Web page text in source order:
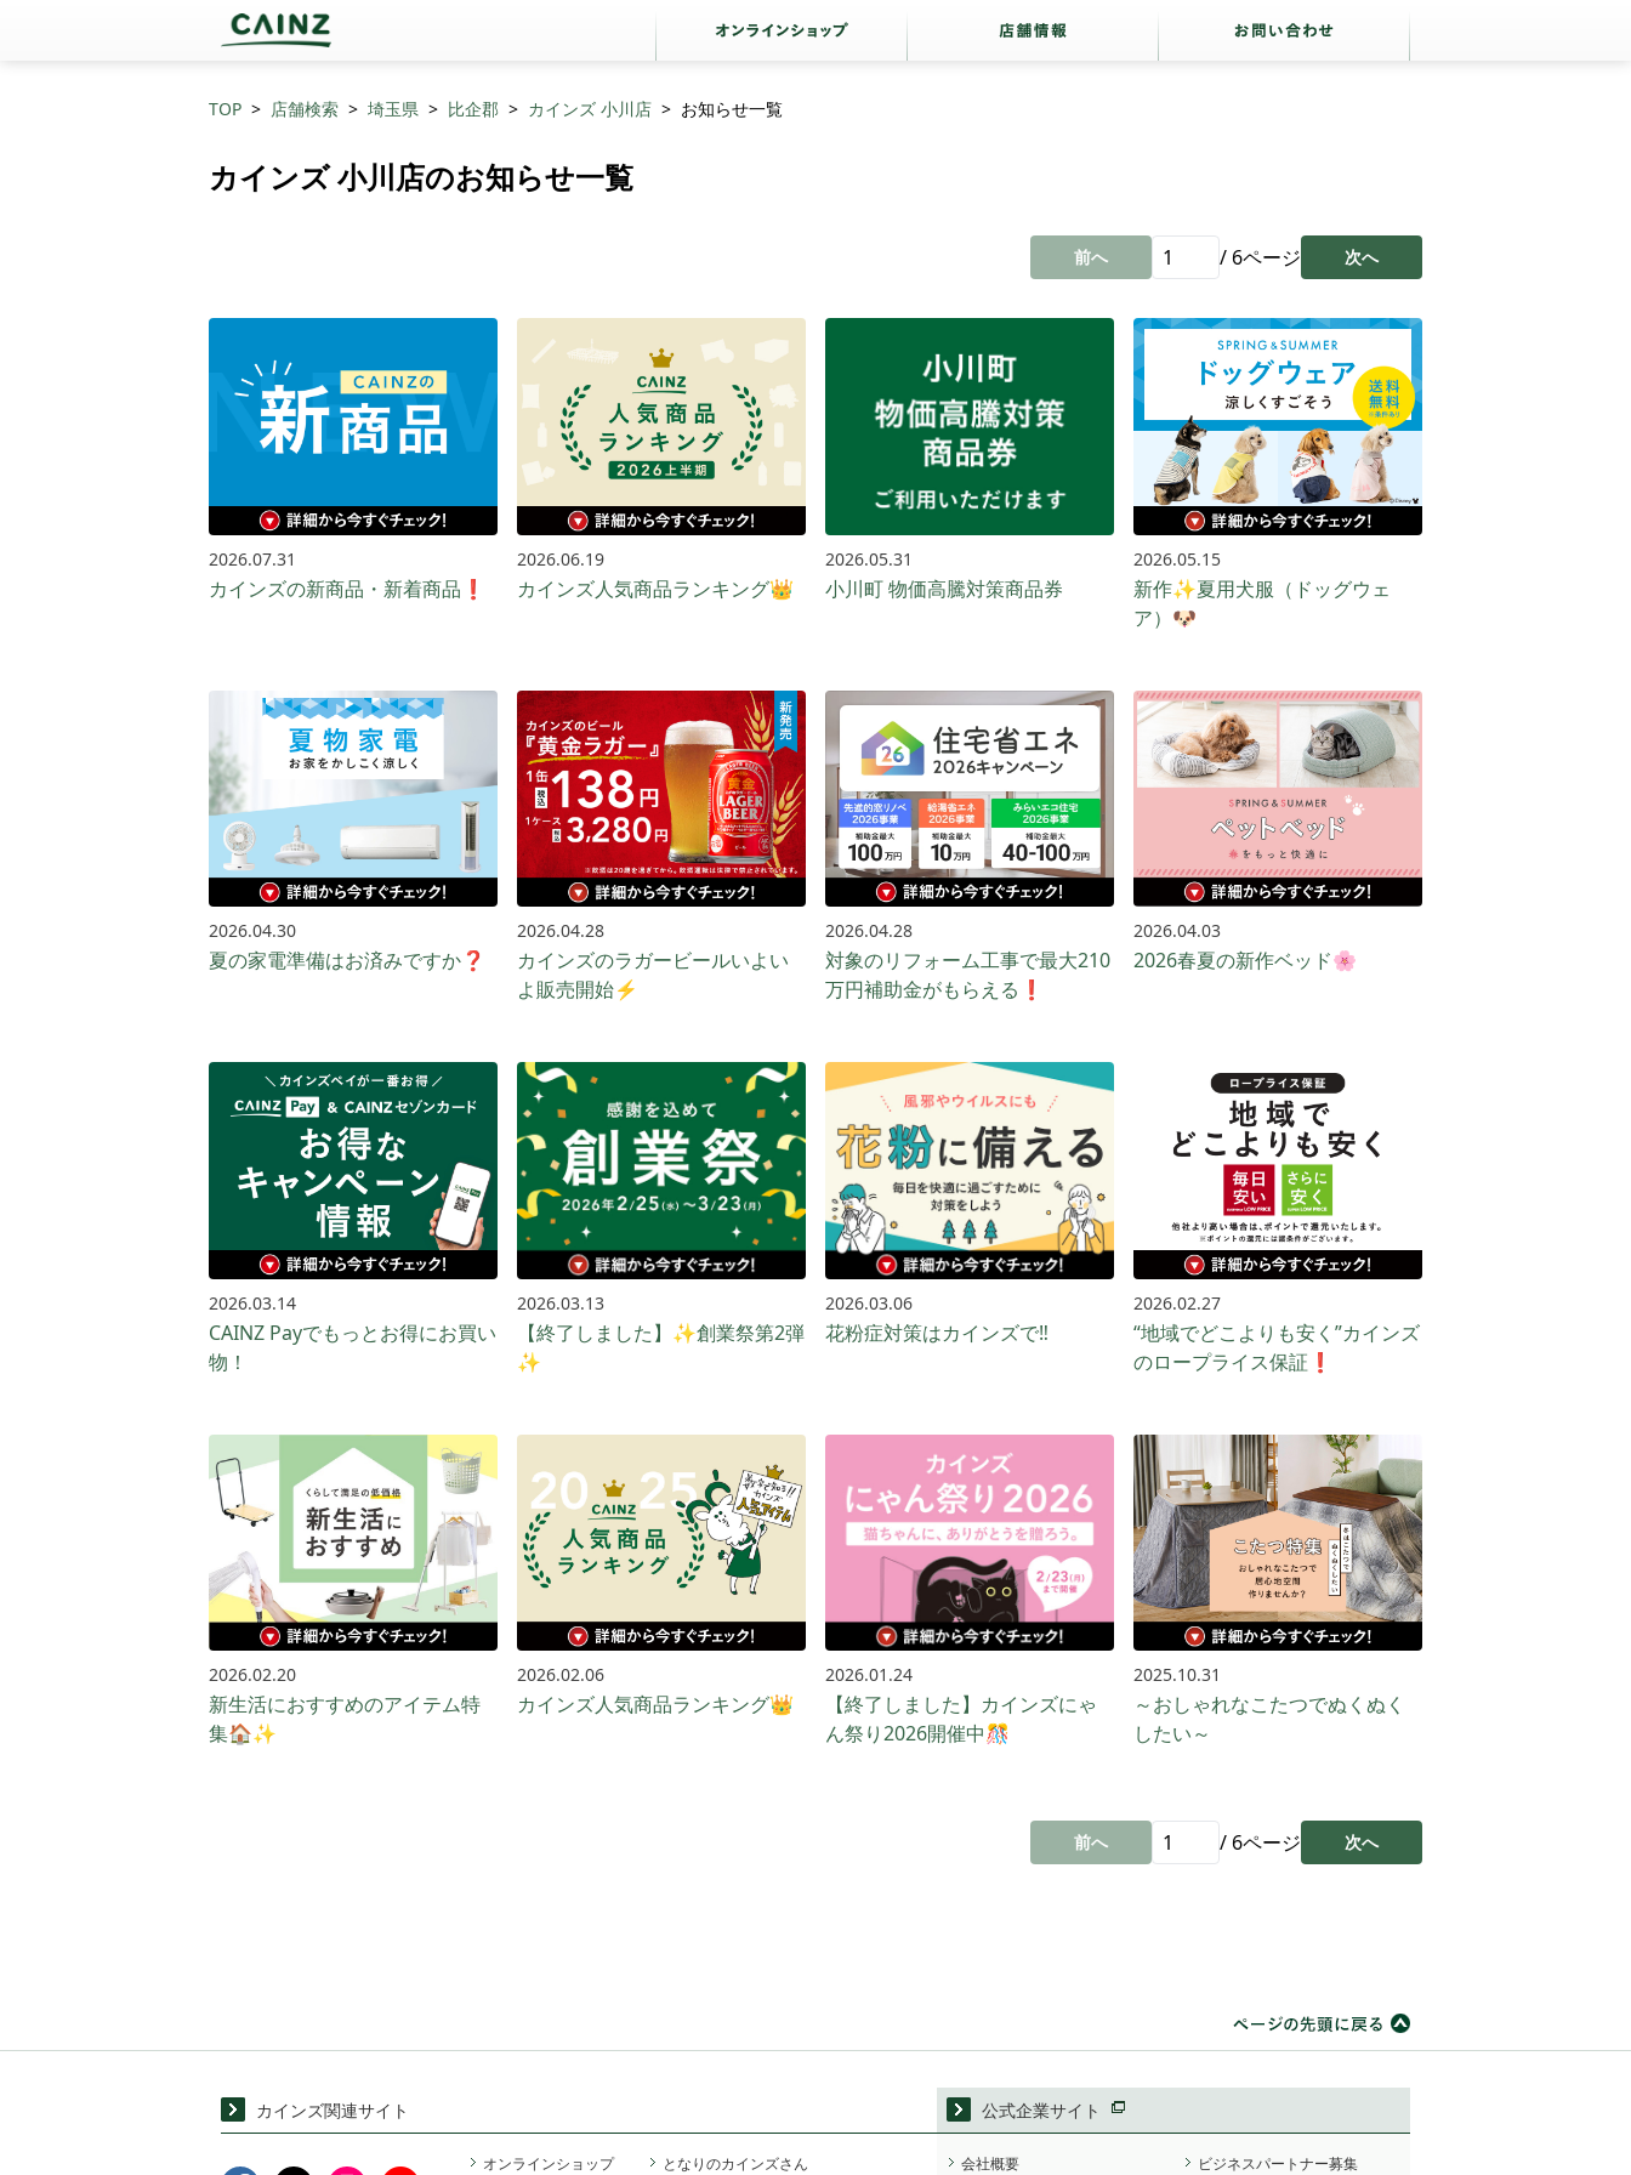
TOP 店舗検索 埼玉県 比企郡 カインズ 小川店 お知らせ一覧
カインズ 小川店のお知らせ一覧
前へ / 6ページ 次へ
2026.07.31
カインズの新商品・新着商品❗
2026.06.19
カインズ人気商品ランキング👑
2026.05.31
小川町 物価高騰対策商品券
2026.05.15
新作✨夏用犬服（ドッグウェ
ア）🐶
2026.04.30
夏の家電準備はお済みですか❓
2026.04.28
カインズのラガービールいよい
よ販売開始⚡️
2026.04.28
対象のリフォーム工事で最大210
万円補助金がもらえる❗
2026.04.03
2026春夏の新作ベッド🌸
2026.03.14
CAINZ Payでもっとお得に​お買い​
物！​
2026.03.13
【終了しました】✨創業祭第2弾
✨
2026.03.06
花粉症対策はカインズで‼️
2026.02.27
“地域でどこよりも安く”カインズ
のロープライス保証❗️
2026.02.20
新生活におすすめのアイテム特
集🏠✨
2026.02.06
カインズ人気商品ランキング👑
2026.01.24
【終了しました】カインズにゃ
ん祭り2026開催中🎊
2025.10.31
～おしゃれなこたつでぬくぬく
したい～
前へ / 6ページ 次へ
カインズ関連サイト
オンラインショップ となりのカインズさん
公式企業サイト
会社概要 ビジネスパートナー募集